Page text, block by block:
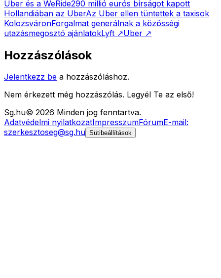
Uber és a WeRide290 millió eurós bírságot kapott
Hollandiában az UberAz Uber ellen tüntettek a taxisok
KolozsváronForgalmat generálnak a közösségi
utazásmegosztó ajánlatokLyft ↗Uber ↗
Hozzászólások
Jelentkezz be a hozzászóláshoz.
Nem érkezett még hozzászólás. Legyél Te az első!
Sg.hu© 2026 Minden jog fenntartva.
Adatvédelmi nyilatkozatImpresszumFórumE-mail:
szerkesztoseg@sg.hu Sütibeállítások